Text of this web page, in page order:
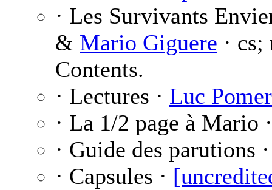
· Les Survivants
& Mario Giguere ·
Contents.
· Lectures · Luc
· La 1/2 page à Mario
· Guide des parutions
· Capsules ·